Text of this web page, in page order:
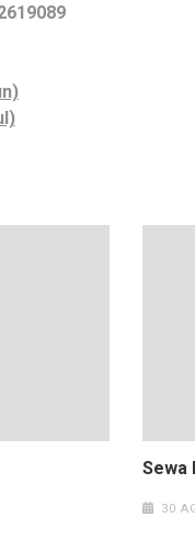
Sewa
30